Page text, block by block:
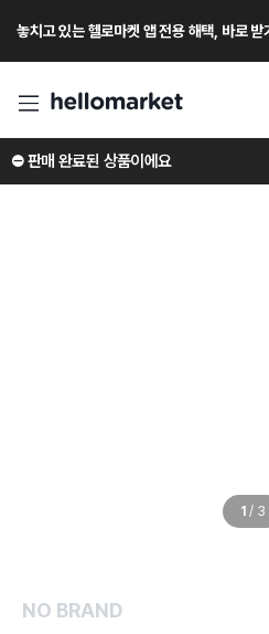
놓치고 있는 헬로마켓 앱 전용 해택, 바로 받
1 / 3
⛔️ 판매 완료된 상품이에요
NO BRAND